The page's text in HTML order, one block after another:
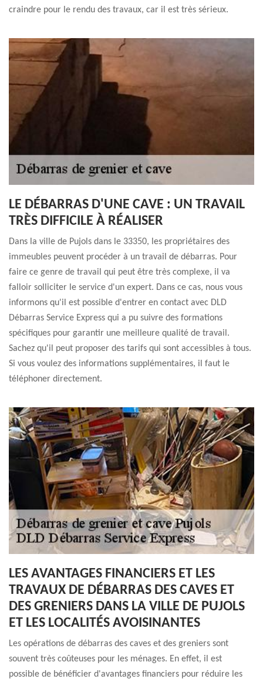
craindre pour le rendu des travaux, car il est très sérieux.
LE DÉBARRAS D'UNE CAVE : UN TRAVAIL
TRÈS DIFFICILE À RÉALISER
Dans la ville de Pujols dans le 33350, les propriétaires des
immeubles peuvent procéder à un travail de débarras. Pour
faire ce genre de travail qui peut être très complexe, il va
falloir solliciter le service d'un expert. Dans ce cas, nous vous
informons qu'il est possible d'entrer en contact avec DLD
Débarras Service Express qui a pu suivre des formations
spécifiques pour garantir une meilleure qualité de travail.
Sachez qu'il peut proposer des tarifs qui sont accessibles à tous.
Si vous voulez des informations supplémentaires, il faut le
téléphoner directement.
LES AVANTAGES FINANCIERS ET LES
TRAVAUX DE DÉBARRAS DES CAVES ET
DES GRENIERS DANS LA VILLE DE PUJOLS
ET LES LOCALITÉS AVOISINANTES
Les opérations de débarras des caves et des greniers sont
souvent très coûteuses pour les ménages. En effet, il est
possible de bénéficier d'avantages financiers pour réduire les